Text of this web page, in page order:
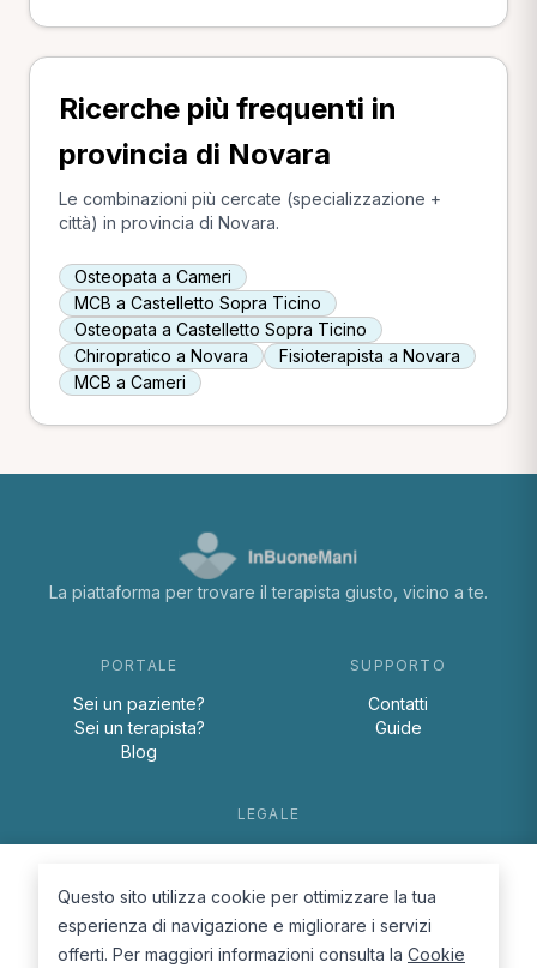
Ricerche più frequenti in
provincia di Novara
Le combinazioni più cercate (specializzazione +
città) in provincia di Novara.
Osteopata a Cameri
MCB a Castelletto Sopra Ticino
Osteopata a Castelletto Sopra Ticino
Chiropratico a Novara
Fisioterapista a Novara
MCB a Cameri
La piattaforma per trovare il terapista giusto, vicino a te.
PORTALE
Sei un paziente?
Sei un terapista?
Blog
SUPPORTO
Contatti
Guide
LEGALE
Cookie Policy
Questo sito utilizza cookie per ottimizzare la tua
esperienza di navigazione e migliorare i servizi
offerti. Per maggiori informazioni consulta la Cookie